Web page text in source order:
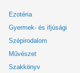
Ezotéria
Gyermek- és ifjúsági
Szépirodalom
Művészet
Szakkönyv